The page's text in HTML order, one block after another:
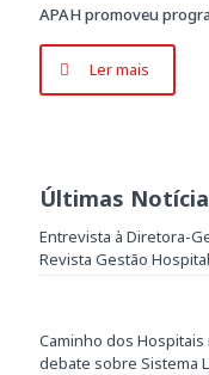
APAH promoveu
Ler mais
Últimas
Entrevista à Diretora-
Revista Gestão
Caminho dos
debate sobre Sistema